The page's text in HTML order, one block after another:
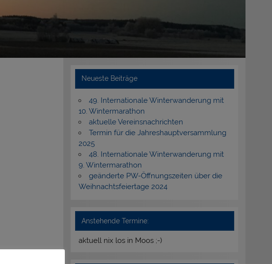
Neueste Beiträge
49. Internationale Winterwanderung mit
10. Wintermarathon
aktuelle Vereinsnachrichten
Termin für die Jahreshauptversammlung
2025
48. Internationale Winterwanderung mit
9. Wintermarathon
geänderte PW-Öffnungszeiten über die
Weihnachtsfeiertage 2024
Anstehende Termine:
aktuell nix los in Moos ;-)